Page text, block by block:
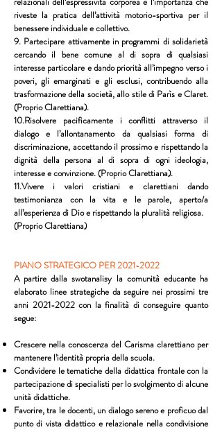
riveste la pratica dell’attività motorio-sportiva per il
benessere individuale e collettivo.
9. Partecipare attivamente in programmi di solidarietà
cercando il bene comune al di sopra di qualsiasi
interesse particolare e dando priorità all’impegno verso i
poveri, gli emarginati e gli esclusi, contribuendo alla
trasformazione della società, allo stile di Parìs e Claret.
(Proprio Clarettiana).
10.Risolvere pacificamente i conflitti attraverso il
dialogo e l’allontanamento da qualsiasi forma di
discriminazione, accettando il prossimo e rispettando la
dignità della persona al di sopra di ogni ideologia,
interesse e convinzione. (Proprio Clarettiana).
11.Vivere i valori cristiani e clarettiani dando
testimonianza con la vita e le parole, aperto/a
all’esperienza di Dio e rispettando la pluralità religiosa.
(Proprio Clarettiana)
PIANO STRATEGICO PER2021-2022
A partire dalla swotanalisy la comunità educante ha
elaborato linee strategiche da seguire nei prossimi tre
anni 2021-2022con la finalità di conseguire quanto
segue:
Crescere nella conoscenza del Carisma clarettiano per
mantenere l’identità propria della scuola.
Condividere le tematiche della didattica frontale con la
partecipazione di specialisti per lo svolgimento di alcune
unità didattiche.
Favorire, tra le docenti, un dialogo sereno e proficuo dal
punto di vista didattico e relazionale nella condivisione